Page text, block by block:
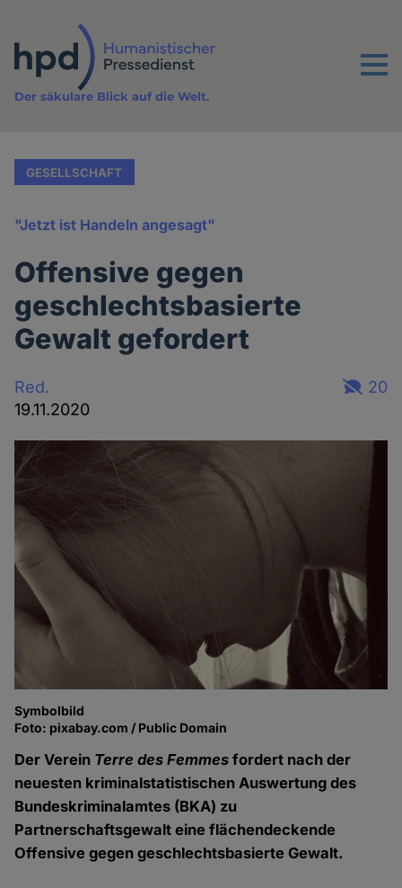
Inhalt
Menu
Der säkulare Blick auf die Welt.
GESELLSCHAFT
"Jetzt ist Handeln angesagt"
Offensive gegen
geschlechtsbasierte
Gewalt gefordert
Red.
19.11.2020
20
Symbolbild
Foto: pixabay.com / Public Domain
Der Verein Terre des Femmes fordert nach der
neuesten kriminalstatistischen Auswertung des
Bundeskriminalamtes (BKA) zu
Partnerschaftsgewalt eine flächendeckende
Offensive gegen geschlechtsbasierte Gewalt.